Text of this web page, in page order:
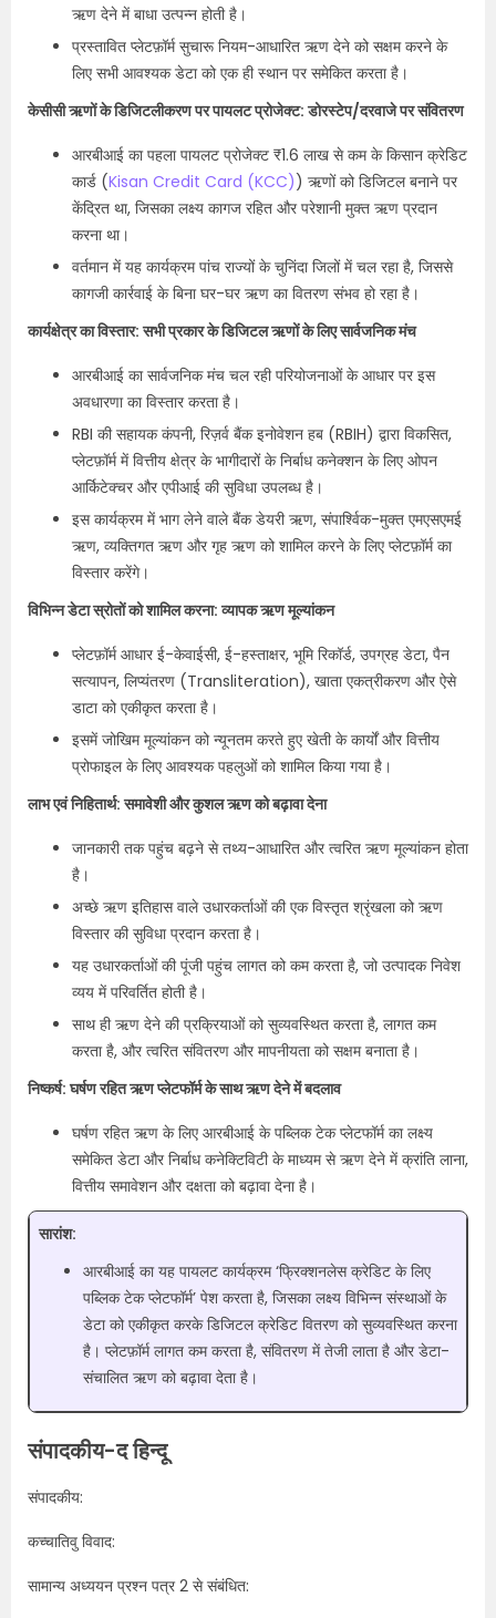
ऋण देने में बाधा उत्पन्न होती है।
प्रस्तावित प्लेटफ़ॉर्म सुचारू नियम-आधारित ऋण देने को सक्षम करने के
लिए सभी आवश्यक डेटा को एक ही स्थान पर समेकित करता है।
केसीसी ऋणों के डिजिटलीकरण पर पायलट प्रोजेक्ट: डोरस्टेप/दरवाजे पर संवितरण
आरबीआई का पहला पायलट प्रोजेक्ट ₹1.6 लाख से कम के किसान क्रेडिट
कार्ड (Kisan Credit Card (KCC)) ऋणों को डिजिटल बनाने पर
केंद्रित था, जिसका लक्ष्य कागज रहित और परेशानी मुक्त ऋण प्रदान
करना था।
वर्तमान में यह कार्यक्रम पांच राज्यों के चुनिंदा जिलों में चल रहा है, जिससे
कागजी कार्रवाई के बिना घर-घर ऋण का वितरण संभव हो रहा है।
कार्यक्षेत्र का विस्तार: सभी प्रकार के डिजिटल ऋणों के लिए सार्वजनिक मंच
आरबीआई का सार्वजनिक मंच चल रही परियोजनाओं के आधार पर इस
अवधारणा का विस्तार करता है।
RBI की सहायक कंपनी, रिज़र्व बैंक इनोवेशन हब (RBIH) द्वारा विकसित,
प्लेटफ़ॉर्म में वित्तीय क्षेत्र के भागीदारों के निर्बाध कनेक्शन के लिए ओपन
आर्किटेक्चर और एपीआई की सुविधा उपलब्ध है।
इस कार्यक्रम में भाग लेने वाले बैंक डेयरी ऋण, संपार्श्विक-मुक्त एमएसएमई
ऋण, व्यक्तिगत ऋण और गृह ऋण को शामिल करने के लिए प्लेटफ़ॉर्म का
विस्तार करेंगे।
विभिन्न डेटा स्रोतों को शामिल करना: व्यापक ऋण मूल्यांकन
प्लेटफ़ॉर्म आधार ई-केवाईसी, ई-हस्ताक्षर, भूमि रिकॉर्ड, उपग्रह डेटा, पैन
सत्यापन, लिप्यंतरण (Transliteration), खाता एकत्रीकरण और ऐसे
डाटा को एकीकृत करता है।
इसमें जोखिम मूल्यांकन को न्यूनतम करते हुए खेती के कार्यों और वित्तीय
प्रोफाइल के लिए आवश्यक पहलुओं को शामिल किया गया है।
लाभ एवं निहितार्थ: समावेशी और कुशल ऋण को बढ़ावा देना
जानकारी तक पहुंच बढ़ने से तथ्य-आधारित और त्वरित ऋण मूल्यांकन होता
है।
अच्छे ऋण इतिहास वाले उधारकर्ताओं की एक विस्तृत श्रृंखला को ऋण
विस्तार की सुविधा प्रदान करता है।
यह उधारकर्ताओं की पूंजी पहुंच लागत को कम करता है, जो उत्पादक निवेश
व्यय में परिवर्तित होती है।
साथ ही ऋण देने की प्रक्रियाओं को सुव्यवस्थित करता है, लागत कम
करता है, और त्वरित संवितरण और मापनीयता को सक्षम बनाता है।
निष्कर्ष: घर्षण रहित ऋण प्लेटफॉर्म के साथ ऋण देने में बदलाव
घर्षण रहित ऋण के लिए आरबीआई के पब्लिक टेक प्लेटफॉर्म का लक्ष्य
समेकित डेटा और निर्बाध कनेक्टिविटी के माध्यम से ऋण देने में क्रांति लाना,
वित्तीय समावेशन और दक्षता को बढ़ावा देना है।
सारांश:
आरबीआई का यह पायलट कार्यक्रम ‘फ्रिक्शनलेस क्रेडिट के लिए
पब्लिक टेक प्लेटफॉर्म’ पेश करता है, जिसका लक्ष्य विभिन्न संस्थाओं के
डेटा को एकीकृत करके डिजिटल क्रेडिट वितरण को सुव्यवस्थित करना
है। प्लेटफ़ॉर्म लागत कम करता है, संवितरण में तेजी लाता है और डेटा-
संचालित ऋण को बढ़ावा देता है।
संपादकीय-द हिन्दू
संपादकीय:
कच्चातिवु विवाद:
सामान्य अध्ययन प्रश्न पत्र 2 से संबंधित: